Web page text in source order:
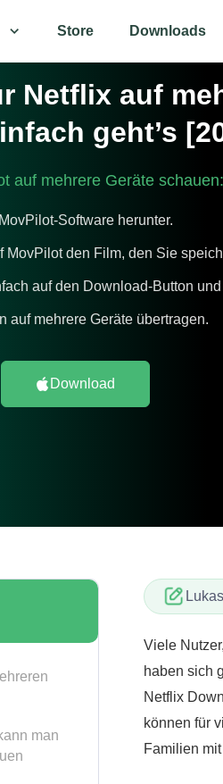
Store Downloads
Netflix auf
geht’s
auf mehrere Geräte schauen:
Software herunter.
MovPilot den Film, den Sie
auf den Download-Button
auf mehrere Geräte übertragen.
Download
man
Viele
haben sich
Netflix
können für
Familien